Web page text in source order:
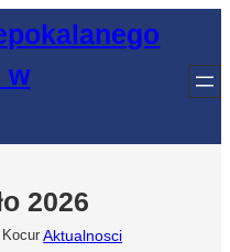
w
2026
Aktualnosci